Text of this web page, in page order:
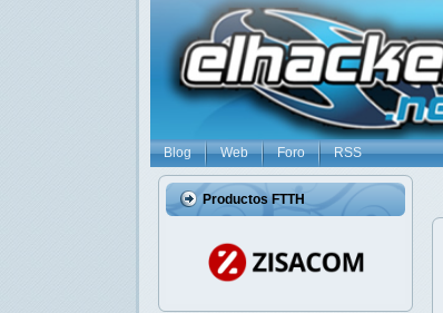
Blog Web Foro RSS
Productos FTTH